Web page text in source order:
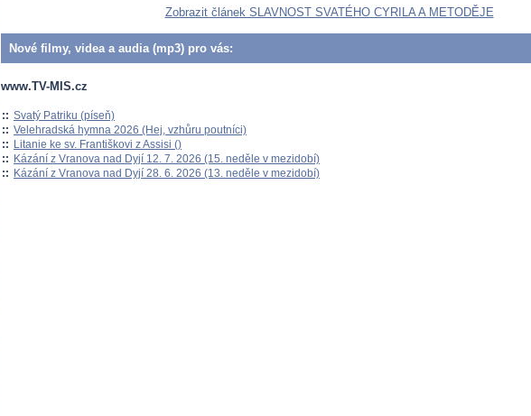
Zobrazit článek SLAVNOST SVATÉHO CYRILA A METODĚJE
Nové filmy, videa a audia (mp3) pro vás:
www.TV-MIS.cz
:: Svatý Patriku (píseň)
:: Velehradská hymna 2026 (Hej, vzhůru poutníci)
:: Litanie ke sv. Františkovi z Assisi ()
:: Kázání z Vranova nad Dyjí 12. 7. 2026 (15. neděle v mezidobí)
:: Kázání z Vranova nad Dyjí 28. 6. 2026 (13. neděle v mezidobí)